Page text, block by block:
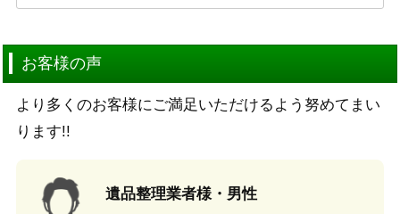
お客様の声
より多くのお客様にご満足いただけるよう努めてまい
ります!!
遺品整理業者様・男性